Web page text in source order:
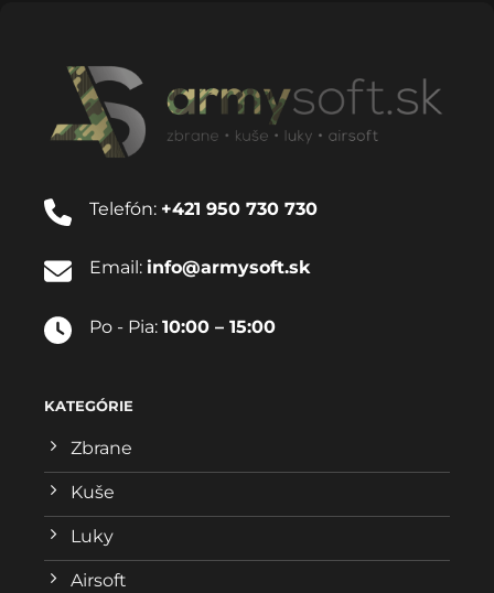
Telefón: +421 950 730 730
Email: info@armysoft.sk
Po - Pia: 10:00 – 15:00
KATEGÓRIE
Zbrane
Kuše
Luky
Airsoft